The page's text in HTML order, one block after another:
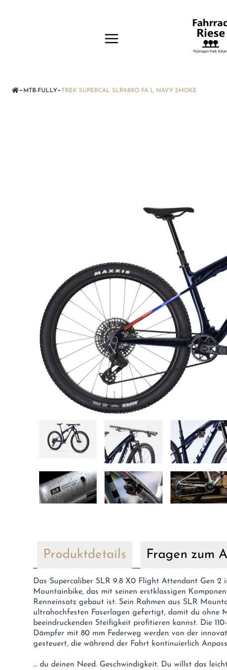
— MTB-FULLY—TREK SUPERCAL SLR9.8XO FA L NAVY SMOKE
Produktdetails Fragen zum
Das Supercaliber SLR 9.8 X0 Flight Attendant Gen 2
Mountainbike, das mit seinen erstklassigen
Renneinsatz gebaut ist. Sein Rahmen aus SLR
ultrahochfesten Faserlagen gefertigt, damit du ohne
beeindruckenden Steifigkeit profitieren kannst. Die
Dämpfer mit 80 mm Federweg werden von der
gesteuert, die während der Fahrt kontinuierlich
… du deinen Need. Geschwindigkeit. Du willst das